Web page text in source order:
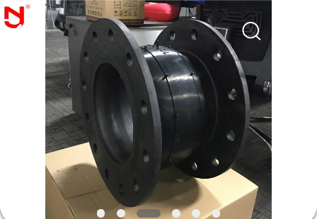
HUIS
PRODUCTEN
SHOW
2026
Shanghai
Songjiang
Jingning